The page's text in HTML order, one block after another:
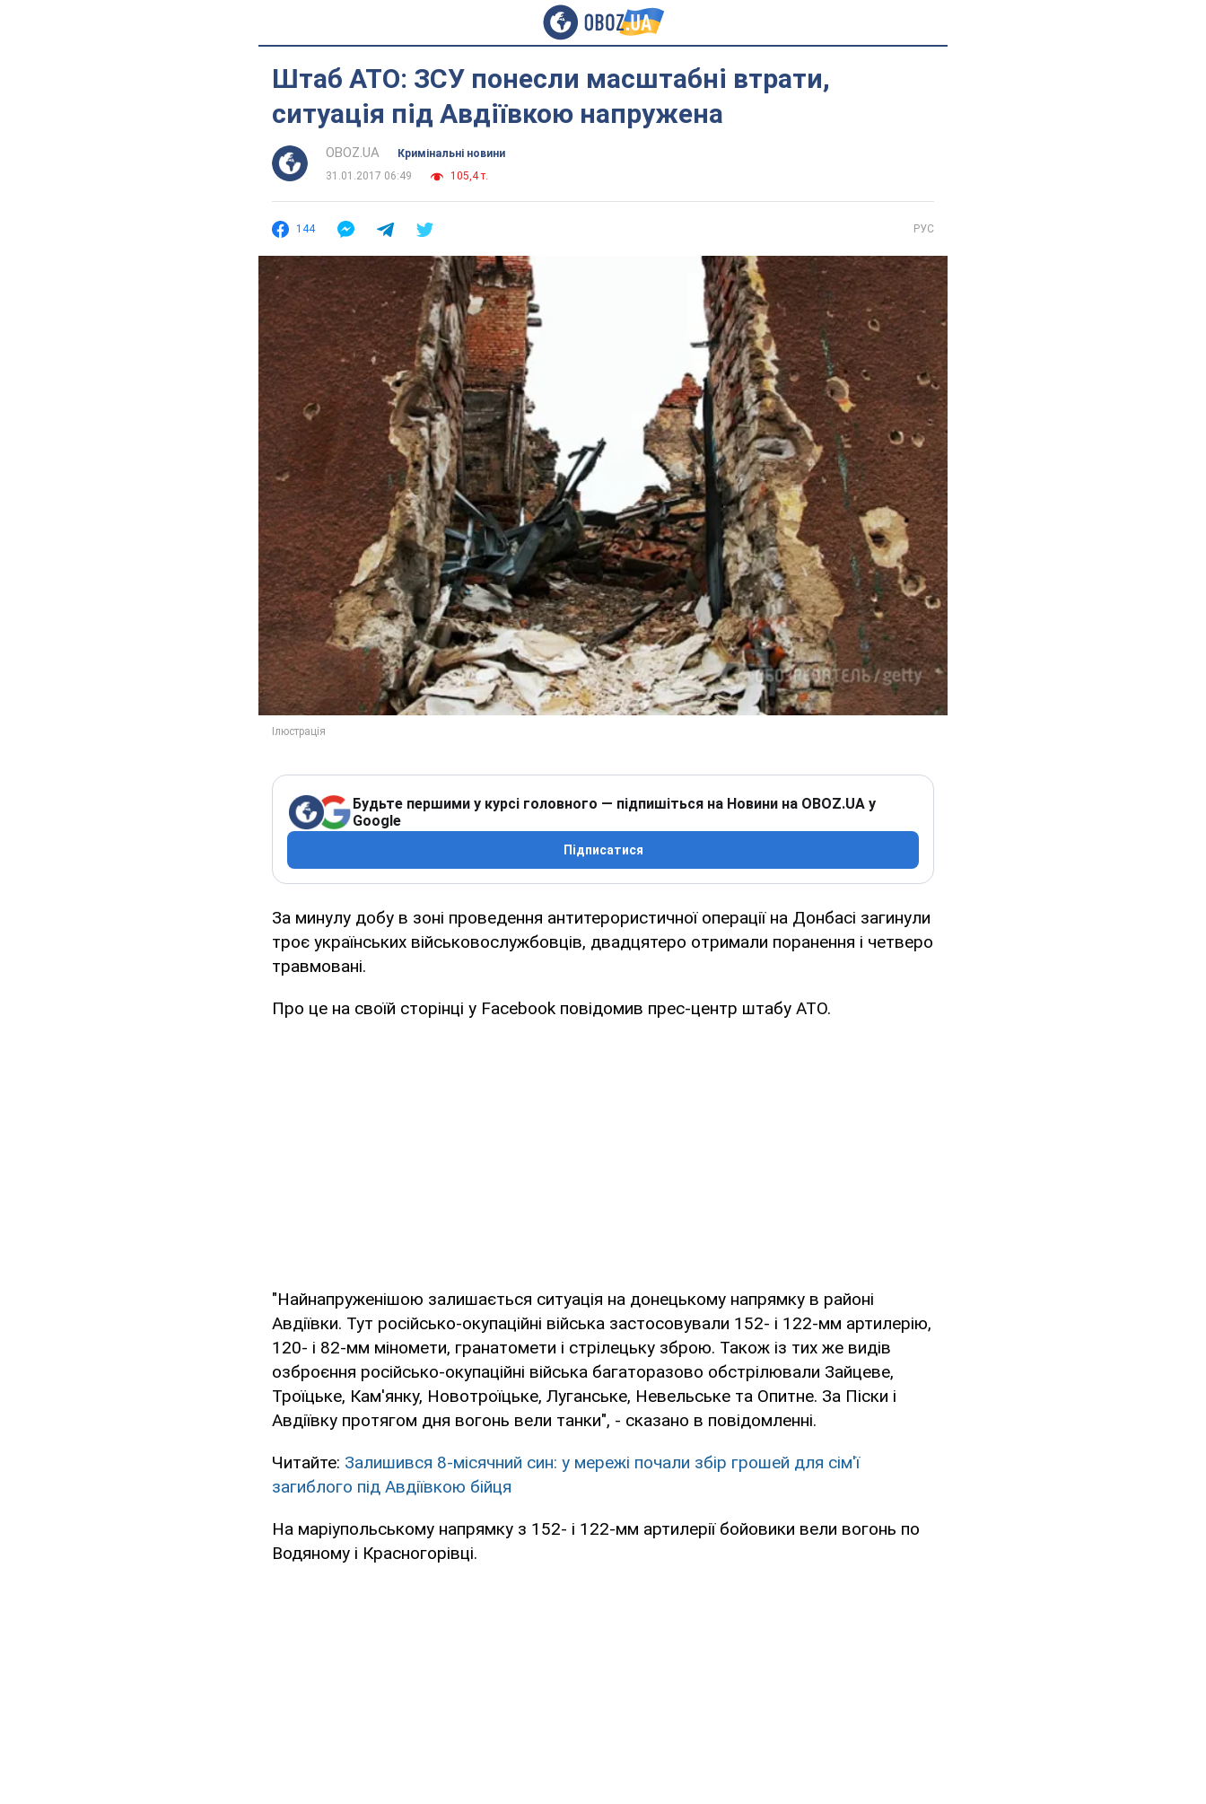
Штаб АТО: ЗСУ понесли масштабні втрати,
ситуація під Авдіївкою напружена
OBOZ.UA
Кримінальні новини
31.01.2017 06:49
105,4 т.
144 РУС
Будьте першими у курсі головного — підпишіться на Новини на OBOZ.UA у
Google
Підписатися
За минулу добу в зоні проведення антитерористичної операції на Донбасі загинули
троє українських військовослужбовців, двадцятеро отримали поранення і четверо
травмовані.
Про це на своїй сторінці у Facebook повідомив прес-центр штабу АТО.
"Найнапруженішою залишається ситуація на донецькому напрямку в районі
Авдіївки. Тут російсько-окупаційні війська застосовували 152- і 122-мм артилерію,
120- і 82-мм міномети, гранатомети і стрілецьку зброю. Також із тих же видів
озброєння російсько-окупаційні війська багаторазово обстрілювали Зайцеве,
Троїцьке, Кам'янку, Новотроїцьке, Луганське, Невельське та Опитне. За Піски і
Авдіївку протягом дня вогонь вели танки", - сказано в повідомленні.
Читайте: Залишився 8-місячний син: у мережі почали збір грошей для сім'ї
загиблого під Авдіївкою бійця
На маріупольському напрямку з 152- і 122-мм артилерії бойовики вели вогонь по
Водяному і Красногорівці.